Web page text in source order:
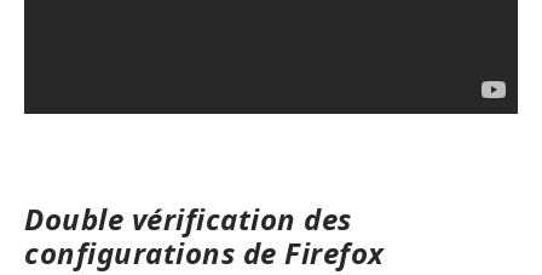
Double vérification des
configurations de Firefox